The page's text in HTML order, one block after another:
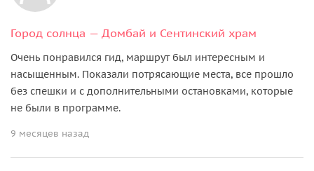
Город солнца — Домбай и Сентинский храм
Очень понравился гид, маршрут был интересным и
насыщенным. Показали потрясающие места, все прошло
без спешки и с дополнительными остановками, которые
не были в программе.
9 месяцев назад